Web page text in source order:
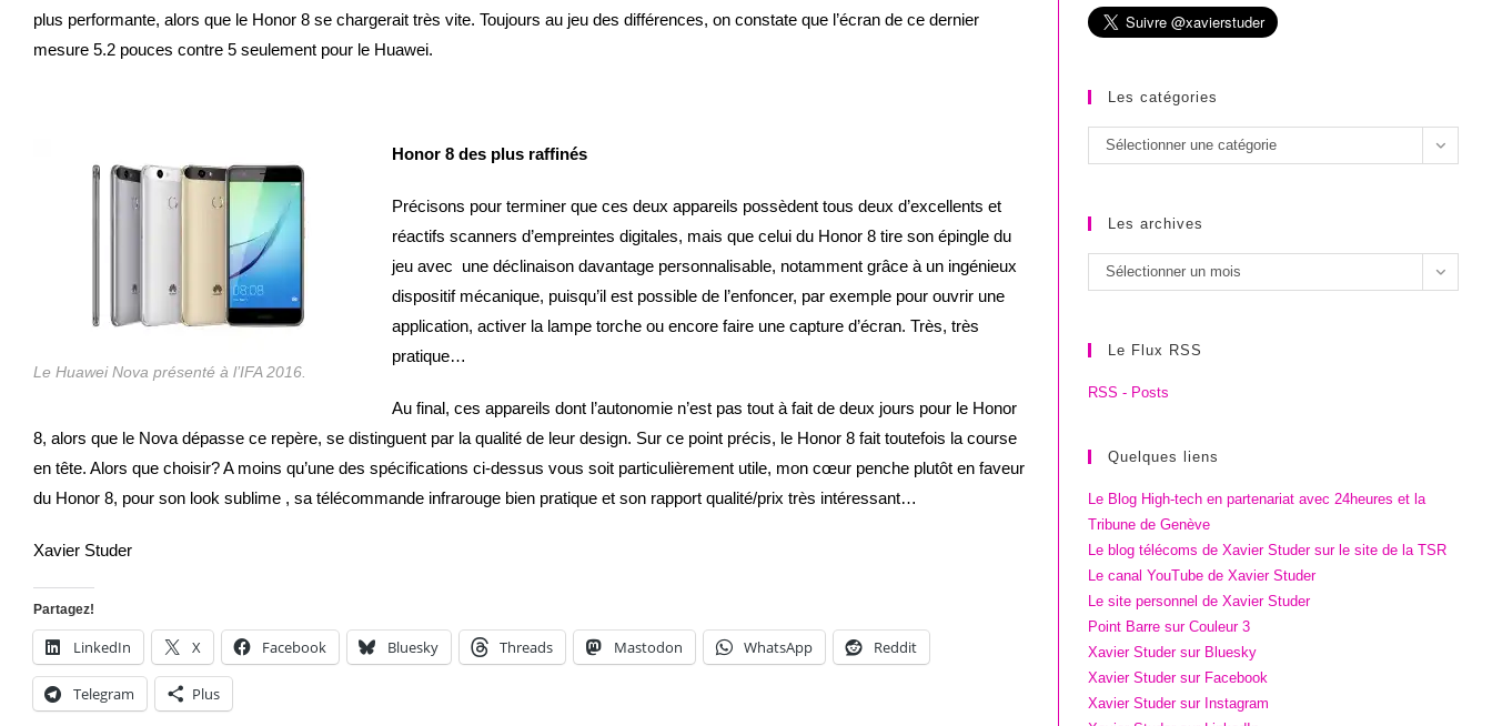
plus performante, alors que le Honor 8 se chargerait très vite. Toujours au jeu des différences, on constate que l’écran de ce dernier
mesure 5.2 pouces contre 5 seulement pour le Huawei.
Le Huawei Nova présenté à l’IFA 2016.
Honor 8 des plus raffinés
Précisons pour terminer que ces deux appareils possèdent tous deux d’excellents et
réactifs scanners d’empreintes digitales, mais que celui du Honor 8 tire son épingle du
jeu avec une déclinaison davantage personnalisable, notamment grâce à un ingénieux
dispositif mécanique, puisqu’il est possible de l’enfoncer, par exemple pour ouvrir une
application, activer la lampe torche ou encore faire une capture d’écran. Très, très
pratique…
Au final, ces appareils dont l’autonomie n’est pas tout à fait de deux jours pour le Honor
8, alors que le Nova dépasse ce repère, se distinguent par la qualité de leur design. Sur ce point précis, le Honor 8 fait toutefois la course
en tête. Alors que choisir? A moins qu’une des spécifications ci-dessus vous soit particulièrement utile, mon cœur penche plutôt en faveur
du Honor 8, pour son look sublime , sa télécommande infrarouge bien pratique et son rapport qualité/prix très intéressant…
Xavier Studer
Partagez!
LinkedIn X Facebook Bluesky Threads Mastodon WhatsApp Reddit
Telegram Plus
Les catégories
Les
catégories
Sélectionner une catégorie
Les archives
Les
archives
Sélectionner un mois
Le Flux RSS
RSS - Posts
Quelques liens
Le Blog High-tech en partenariat avec 24heures et la
Tribune de Genève
Le blog télécoms de Xavier Studer sur le site de la TSR
Le canal YouTube de Xavier Studer
Le site personnel de Xavier Studer
Point Barre sur Couleur 3
Xavier Studer sur Bluesky
Xavier Studer sur Facebook
Xavier Studer sur Instagram